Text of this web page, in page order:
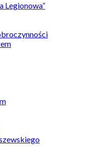
Legionowa”